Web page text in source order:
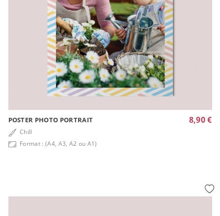
POSTER PHOTO PORTRAIT
Chill
Format : (A4, A3, A2 ou A1)
8,90 €